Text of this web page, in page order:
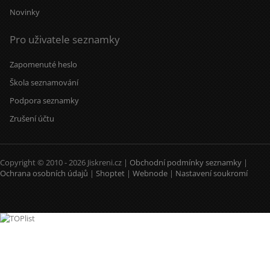
Novinky
Pro uživatele seznamky
Zapomenuté heslo
Škola seznamování
Podpora seznamky
Zrušení účtu
Copyright © 2010 - 2026 Jiskreni.cz | Obchodní podmínky seznamky |
Ochrana osobních údajů | Shoptet | Webnode | Nastavení soukromí